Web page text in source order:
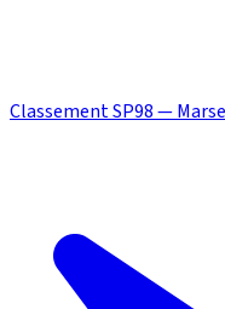
Classement SP98 —